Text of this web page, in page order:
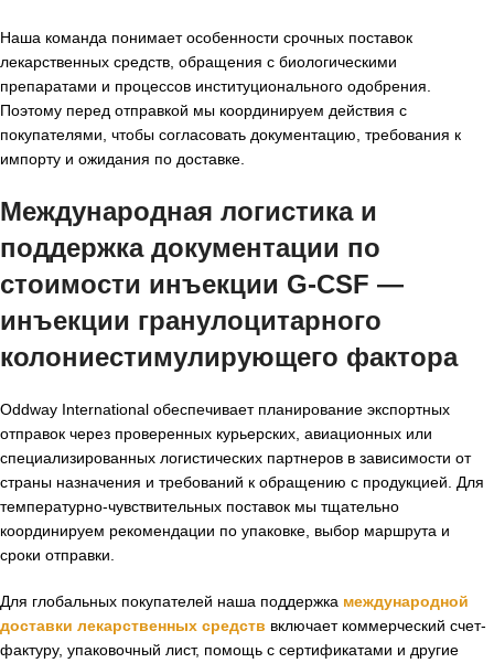
Наша команда понимает особенности срочных поставок
лекарственных средств, обращения с биологическими
препаратами и процессов институционального одобрения.
Поэтому перед отправкой мы координируем действия с
покупателями, чтобы согласовать документацию, требования к
импорту и ожидания по доставке.
Международная логистика и
поддержка документации по
стоимости инъекции G-CSF —
инъекции гранулоцитарного
колониестимулирующего фактора
Oddway International обеспечивает планирование экспортных
отправок через проверенных курьерских, авиационных или
специализированных логистических партнеров в зависимости от
страны назначения и требований к обращению с продукцией. Для
температурно-чувствительных поставок мы тщательно
координируем рекомендации по упаковке, выбор маршрута и
сроки отправки.
Для глобальных покупателей наша поддержка международной
доставки лекарственных средств включает коммерческий счет-
фактуру, упаковочный лист, помощь с сертификатами и другие